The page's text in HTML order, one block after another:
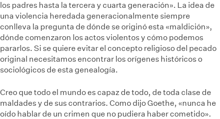
los padres hasta la tercera y cuarta generación». La idea de
una violencia heredada generacionalmente siempre
conlleva la pregunta de dónde se originó esta «maldición»,
dónde comenzaron los actos violentos y cómo podemos
pararlos. Si se quiere evitar el concepto religioso del pecado
original necesitamos encontrar los orígenes históricos o
sociológicos de esta genealogía.
Creo que todo el mundo es capaz de todo, de toda clase de
maldades y de sus contrarios. Como dijo Goethe, «nunca he
oído hablar de un crimen que no pudiera haber cometido».